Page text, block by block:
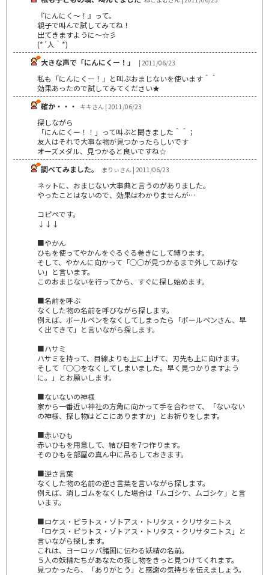
『にんにく～！』って。
親子で叫んで試してみてね！
出てきますように～☆彡
(*´人｀*)
大きな声で「にんにくー！」
| 2011/06/23
私も「にんにくー！」と叫ぶおまじないを使います＾＾
効果あったので試してみてください★
確か・・・
キキさん | 2011/06/23
探しながら
「にんにくー！！」って叫ぶと聞きました＾＾；
友人はそれで大事な物が見つかったらしいです
オーズメダル、見つかると良いですね☆
調べてみました。
まりぃさん | 2011/06/23
ネットに、おまじない大事典と言うのがありました。
やったことはないので、効果はわかりませんが…
コピペです。
↓↓↓
■やかん
ひもを使ってやかんをぐるぐる巻きにして縛ります。
そして、やかんに向かって「○○が見つかるまで外してあげな
い」と言います。
このおまじないを行ってから、すぐに探し始めます。
■名前を呼ぶ
なくした物の名前を呼びながら探します。
例えば、ボールペンをなくしてしまったら「ポールペンさん、早
く出てきて」と言いながら探します。
■ハサミ
ハサミを持って、目線よりも上に上げて、刃先も上に向けます。
そして「○○をなくしてしまいました。早く見つかりますよう
に。」とお願いします。
■ないないの神様
家から一番近い神社の方角に向かって手を合わせて、「ないない
の神様、探し物はどこにありますか」とお祈りをします。
■赤いひも
赤いひもを用意して、結び目を7つ作ります。
そのひもを部屋の真ん中に吊るしておきます。
■逆さ言葉
なくした物の名前の逆さ言葉を言いながら探します。
例えば、消しゴムをなくした場合は「ムゴシケ、ムゴシケ」と言
います。
■ロケス・ピラトス・ゾトアス・トリタス・クリサタニトス
「ロケス・ピラトス・ゾトアス・トリタス・クリサタニトス」と
言いながら探します。
これは、ヨーロッパ諸国に伝わる妖精の名前。
５人の妖精たちがあなたの探し物をきっと見つけてくれます。
見つかったら、「ありがとう」と感謝の気持ちを伝えましょう。